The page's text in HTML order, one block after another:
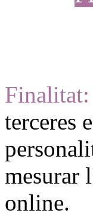
Finalitat:
terceres
mesurar
online.